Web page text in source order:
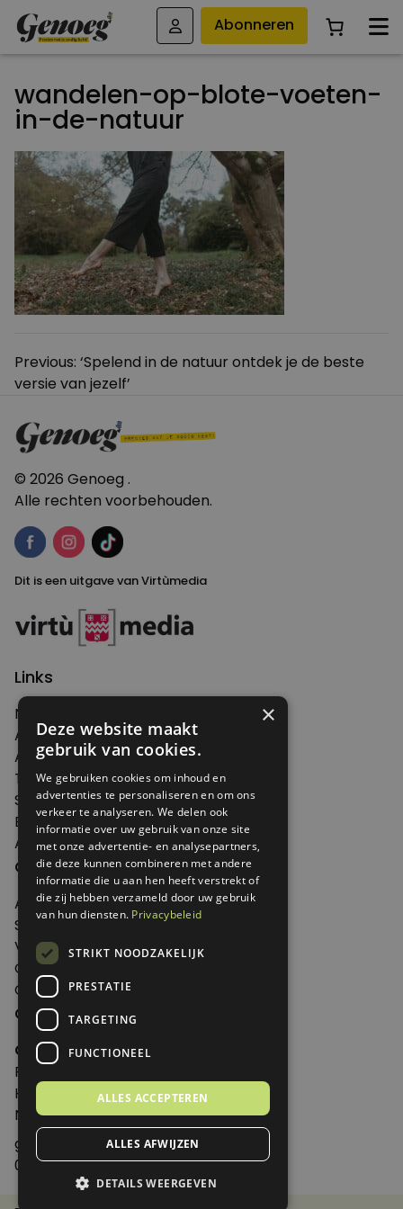
Abonneren
wandelen-op-blote-voeten-
in-de-natuur
Bericht
navigatie
Previous: ‘Spelend in de natuur ontdek je de beste
versie van jezelf’
© 2026 Genoeg .
Alle rechten voorbehouden.
Dit is een uitgave van Virtùmedia
Links
Nieuws
Artikelen
Agenda
Thema's
Shop
Edities
Abonneren
Over Genoeg
Adverteren
Samenwerken
Verkooppunten
Over Genoeg
Contact
Contactgegevens
Genoeg
Postbus 595 - 3700 AN Zeist
Huis ter Heideweg 13 - 3705MA Zeist
Nederland
genoeg@spabonneeservice.nl
088-1102091
×
Deze website maakt
gebruik van cookies.
We gebruiken cookies om inhoud en
advertenties te personaliseren en om ons
verkeer te analyseren. We delen ook
informatie over uw gebruik van onze site
met onze advertentie- en analysepartners,
die deze kunnen combineren met andere
informatie die u aan hen heeft verstrekt of
die zij hebben verzameld door uw gebruik
van hun diensten. Privacybeleid
STRIKT NOODZAKELIJK
PRESTATIE
TARGETING
FUNCTIONEEL
ALLES ACCEPTEREN
ALLES AFWIJZEN
DETAILS WEERGEVEN